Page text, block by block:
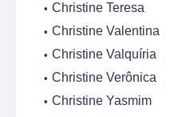
Christine Teresa
Christine Valentina
Christine Valquíria
Christine Verônica
Christine Yasmim